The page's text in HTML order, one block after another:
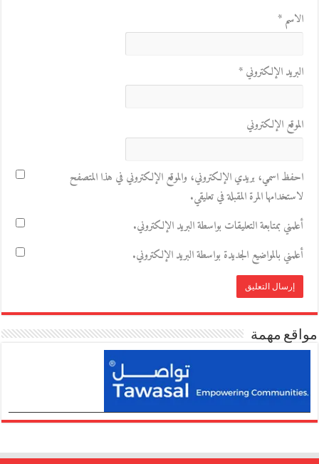
الاسم*
البريد الإلكتروني*
الموقع الإلكتروني
احفظ اسمي، بريدي الإلكتروني، والموقع الإلكتروني في هذا المتصفح
لاستخدامها المرة المقبلة في تعليقي.
أعلمني بمتابعة التعليقات بواسطة البريد الإلكتروني.
أعلمني بالمواضيع الجديدة بواسطة البريد الإلكتروني.
مواقع مهمة